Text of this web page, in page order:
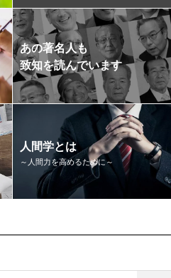
あの著名人も
致知を読んでいます
人間学とは
～人間力を高めるために～